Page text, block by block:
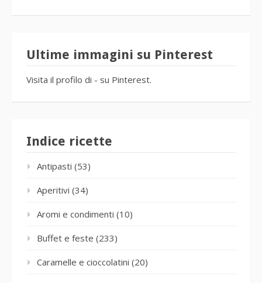
Ultime immagini su Pinterest
Visita il profilo di - su Pinterest.
Indice ricette
Antipasti (53)
Aperitivi (34)
Aromi e condimenti (10)
Buffet e feste (233)
Caramelle e cioccolatini (20)